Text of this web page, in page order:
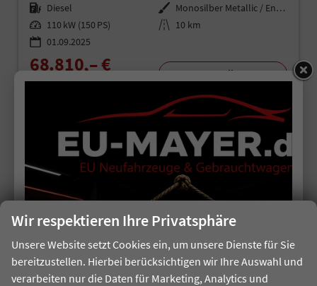
Kraftstoff Diesel Außenfarbe
Monosilber Metallic / Energeticorange Metallic Dach Schwarz
Leistung 110 kW (150 PS) Kilometerstand 10 km
01.09.2025
68.810,– € Details
6,50 l/100km
F
-Emissionen: 171,00 g/km
Wir respektieren Ihre Privatsphäre
Unsere Website setzt Cookies ein, um unsere Dienste für Sie
bereitzustellen. Hierbei berücksichtigen wir Ihre Auswahl und
verarbeiten nur die Daten für Marketing, Analytics und